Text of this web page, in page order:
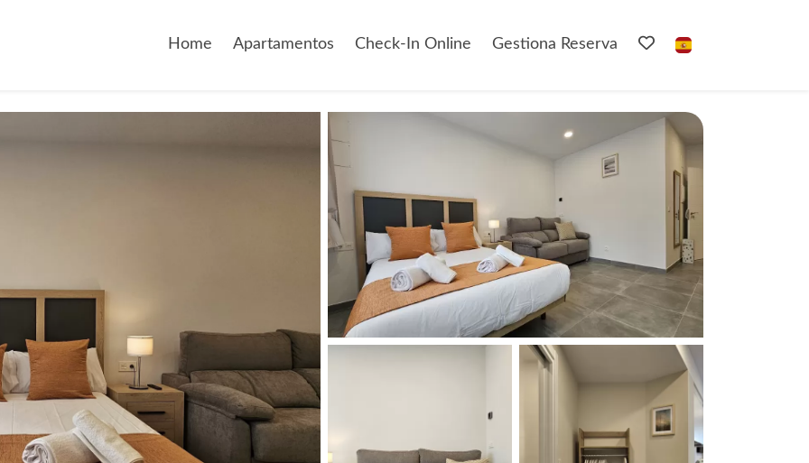
Home Apartamentos Check-In Online Gestiona Reserva